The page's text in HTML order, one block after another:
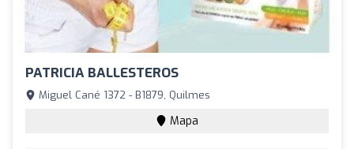
PATRICIA BALLESTEROS
Miguel Cané 1372 - B1879, Quilmes
Mapa